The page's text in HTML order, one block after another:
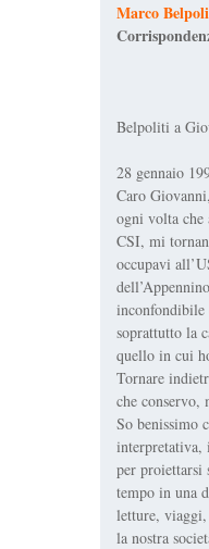
Marco
Belpoliti a
28 gennaio
Caro Giovanni,
ogni volta che
CSI, mi
occupavi
inconfondibile
soprattutto la
quello in cui
Tornare
che
So benissimo
interpretativa,
per proiettarsi
tempo in una
letture, viaggi,
la nostra